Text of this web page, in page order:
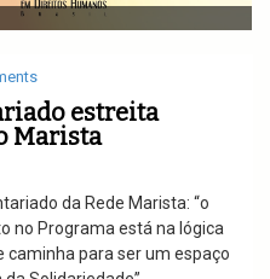
estreita
Marista
da Rede Marista: “o
no Programa está na lógica
para ser um espaço